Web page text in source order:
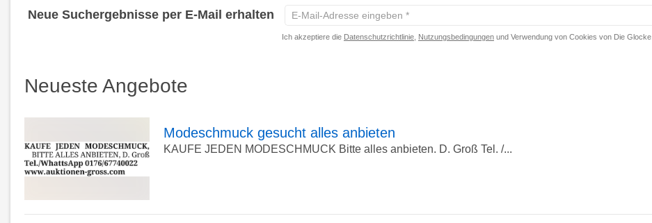
Neue Suchergebnisse per E-Mail erhalten
E-
Mail-
Ich akzeptiere die Datenschutzrichtlinie Nutzungsbedingungen und Verwendung von Cookies von Die Glocke.
Neueste Angebote
zur
Modeschmuck gesucht alles anbieten
KAUFE JEDEN MODESCHMUCK Bitte alles anbieten. D. Groß Tel. /...